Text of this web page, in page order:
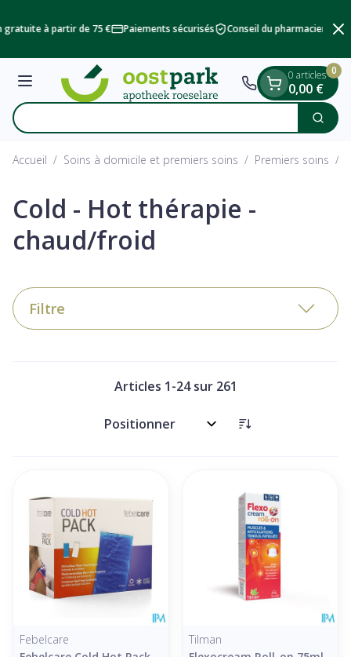
gratuite à partir de 75 € Paiements sécurisés Conseil du pharmacien
Menu
Rechercher
0 articles
0,00 €
0
Accueil / Soins à domicile et premiers soins / Premiers soins /
Cold - Hot thérapie -
chaud/froid
Filtre
Articles 1-24sur 261
Trier par:
Febelcare
Tilman